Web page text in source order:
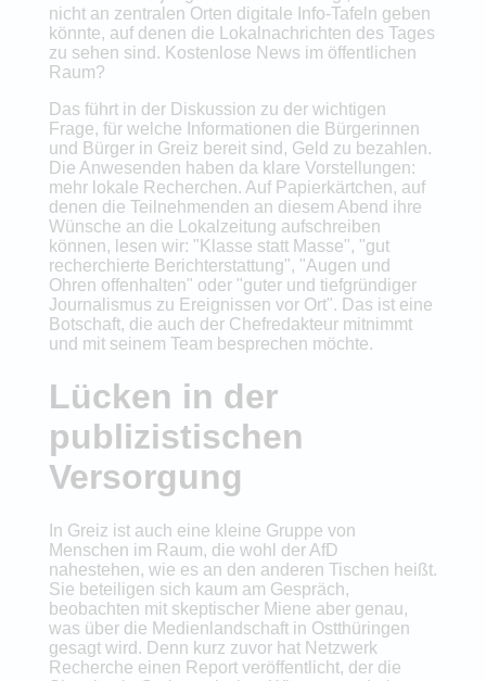
nicht an zentralen Orten digitale Info-Tafeln geben
könnte, auf denen die Lokalnachrichten des Tages
zu sehen sind. Kostenlose News im öffentlichen
Raum?
Das führt in der Diskussion zu der wichtigen
Frage, für welche Informationen die Bürgerinnen
und Bürger in Greiz bereit sind, Geld zu bezahlen.
Die Anwesenden haben da klare Vorstellungen:
mehr lokale Recherchen. Auf Papierkärtchen, auf
denen die Teilnehmenden an diesem Abend ihre
Wünsche an die Lokalzeitung aufschreiben
können, lesen wir: "Klasse statt Masse", "gut
recherchierte Berichterstattung", "Augen und
Ohren offenhalten" oder "guter und tiefgründiger
Journalismus zu Ereignissen vor Ort". Das ist eine
Botschaft, die auch der Chefredakteur mitnimmt
und mit seinem Team besprechen möchte.
Lücken in der
publizistischen
Versorgung
In Greiz ist auch eine kleine Gruppe von
Menschen im Raum, die wohl der AfD
nahestehen, wie es an den anderen Tischen heißt.
Sie beteiligen sich kaum am Gespräch,
beobachten mit skeptischer Miene aber genau,
was über die Medienlandschaft in Ostthüringen
gesagt wird. Denn kurz zuvor hat Netzwerk
Recherche einen Report veröffentlicht, der die